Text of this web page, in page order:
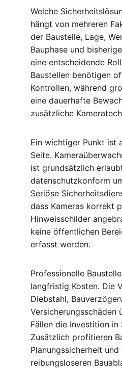
Welche
hängt von mehreren
der Baustelle, Lage,
Bauphase und
eine entscheidende
Baustellen benötigen
Kontrollen, während
eine dauerhafte
zusätzliche
Ein wichtiger Punkt ist
Seite.
ist grundsätzlich
datenschutzkonform
Seriöse
dass Kameras korrekt
Hinweisschilder
keine öffentlichen
erfasst werden.
Professionelle
langfristig Kosten. Die
Diebstahl,
Versicherungsschäden
Fällen die Investition in
Zusätzlich profitieren
Planungssicherheit und
reibungsloseren